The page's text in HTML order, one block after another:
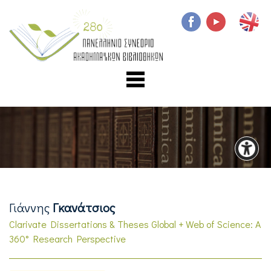
Γιάννης Γκανάτσιος
Clarivate Dissertations & Theses Global + Web of Science: A
360° Research Perspective